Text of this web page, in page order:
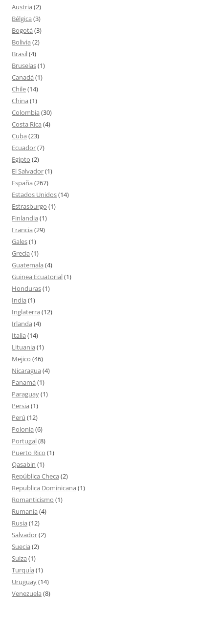
Austria (2)
Bélgica (3)
Bogotá (3)
Bolivia (2)
Brasil(4)
Bruselas(1)
Canadá (1)
Chile(14)
China (1)
Colombia (30)
Costa Rica (4)
Cuba (23)
Ecuador(7)
Egipto (2)
El Salvador(1)
España (267)
Estados Unidos(14)
Estrasburgo (1)
Finlandia (1)
Francia (29)
Gales(1)
Grecia (1)
Guatemala (4)
Guinea Ecuatorial(1)
Honduras(1)
India (1)
Inglaterra (12)
Irlanda (4)
Italia (14)
Lituania (1)
Mejico (46)
Nicaragua (4)
Panamá (1)
Paraguay(1)
Persia (1)
Perú (12)
Polonia (6)
Portugal(8)
Puerto Rico (1)
Qasabin (1)
República Checa (2)
Republica Dominicana (1)
Romanticismo (1)
Rumanía (4)
Rusia (12)
Salvador(2)
Suecia (2)
Suiza (1)
Turquía (1)
Uruguay(14)
Venezuela (8)